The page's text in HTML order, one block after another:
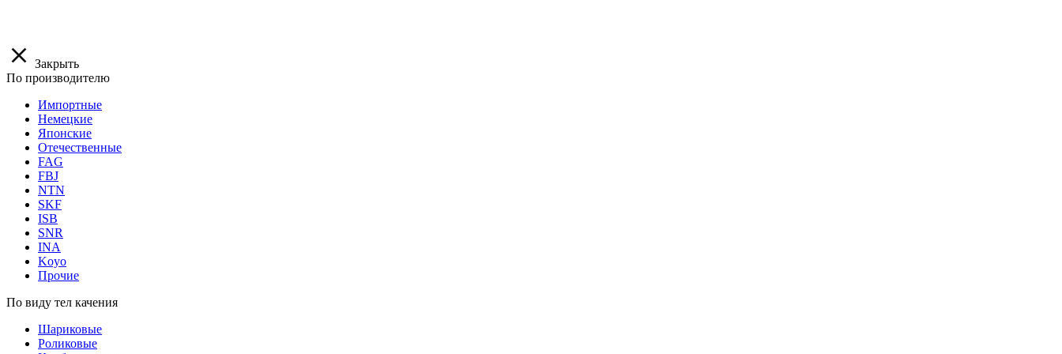
Закрыть
По производителю
Импортные
Немецкие
Японские
Отечественные
FAG
FBJ
NTN
SKF
ISB
SNR
INA
Koyo
Прочие
По виду тел качения
Шариковые
Роликовые